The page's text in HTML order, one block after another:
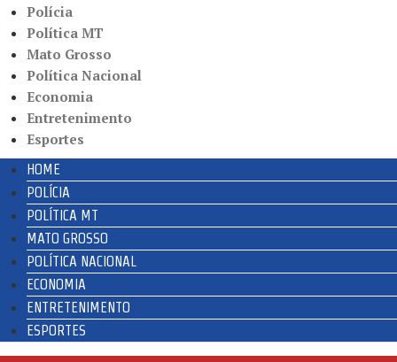
Polícia
Política MT
Mato Grosso
Política Nacional
Economia
Entretenimento
Esportes
HOME
POLÍCIA
POLÍTICA MT
MATO GROSSO
POLÍTICA NACIONAL
ECONOMIA
ENTRETENIMENTO
ESPORTES